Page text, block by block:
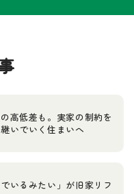
高低差も。実家の制約を
いでいく住まいへ
いるみたい」が旧家リフ